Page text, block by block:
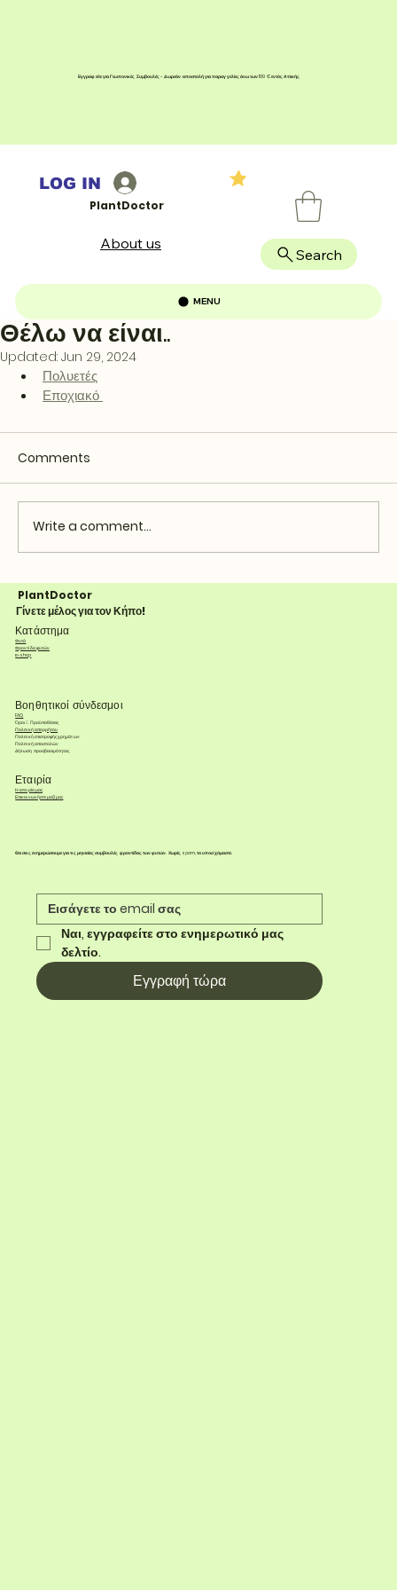
Θέλω να είναι..
Updated: Jun 29, 2024
Πολυετές
Εποχιακό
Comments
Write a comment...
Εγγραφείτε για Γεωπονικές Συμβουλές - Δωρεάν αποστολή για παραγγελίες άνω των 100 € εντός Αττικής
PlantDoctor
Search
MENU
LOG IN
About us
PlantDoctor
Γίνετε μέλος για τον Κήπο!
Κατάστημα
Φυτά
Φροντίδα φυτών
e-shop
Βοηθητικοί σύνδεσμοι
FAQ
Όροι & Προϋποθέσεις
Πολιτική απορρήτου
Πολιτική επιστροφής χρημάτων
Πολιτική αποστολών
Δήλωση προσβασιμότητας
Εταιρία
Η ιστορία μας
Επικοινωνήστε μαζί μας
Θα σας ενημερώσουμε για τις μηνιαίες συμβουλές φροντίδας των φυτών. Χωρίς spam, το υποσχόμαστε.
Ναι, εγγραφείτε στο ενημερωτικό μας
δελτίο.
Εγγραφή τώρα